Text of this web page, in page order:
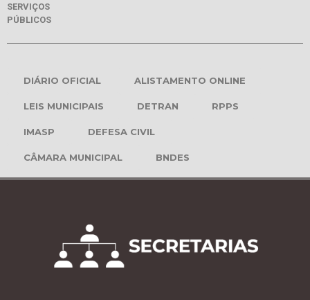
SERVIÇOS
PÚBLICOS
DIÁRIO OFICIAL ALISTAMENTO ONLINE
LEIS MUNICIPAIS DETRAN RPPS
IMASP DEFESA CIVIL
CÂMARA MUNICIPAL BNDES